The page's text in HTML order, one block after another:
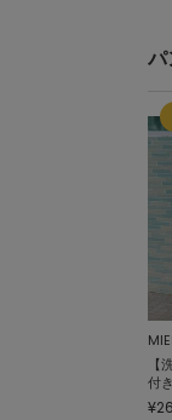
パ
【
付